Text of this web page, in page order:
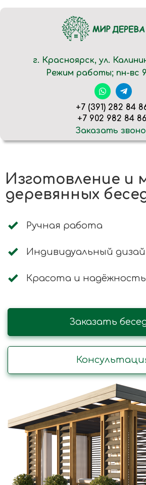
г. Красноярск, ул.
Режим работы; пн-вс
+7 (391) 282 84
+7 902 982 84 86
Заказать
Изготовление и
деревянных
Ручная работа
Индивидуальный
Красота и надёжность
Заказать